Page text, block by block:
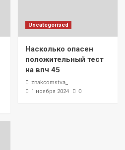
Uncategorised
Насколько опасен
положительный тест
на впч 45
znakcomstva_
1 ноября 2024 0